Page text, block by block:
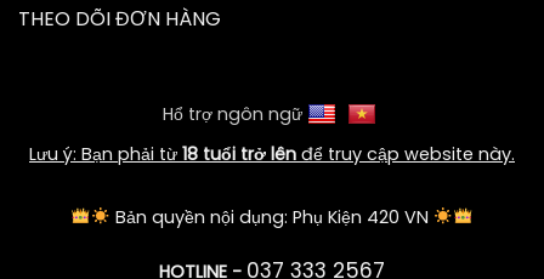
THEO DÕI ĐƠN HÀNG
Hổ trợ ngôn ngữ
Lưu ý: Bạn phải từ 18 tuổi trở lên để truy cập website này.
Bản quyền nội dụng: Phụ Kiện 420 VN
HOTLINE - 037 333 2567